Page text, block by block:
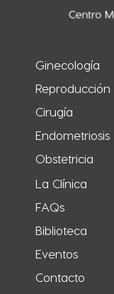
Ginecología
Reproducción
Cirugía
Endometriosis
Obstetricia
La Clínica
FAQs
Biblioteca
Eventos
Contacto